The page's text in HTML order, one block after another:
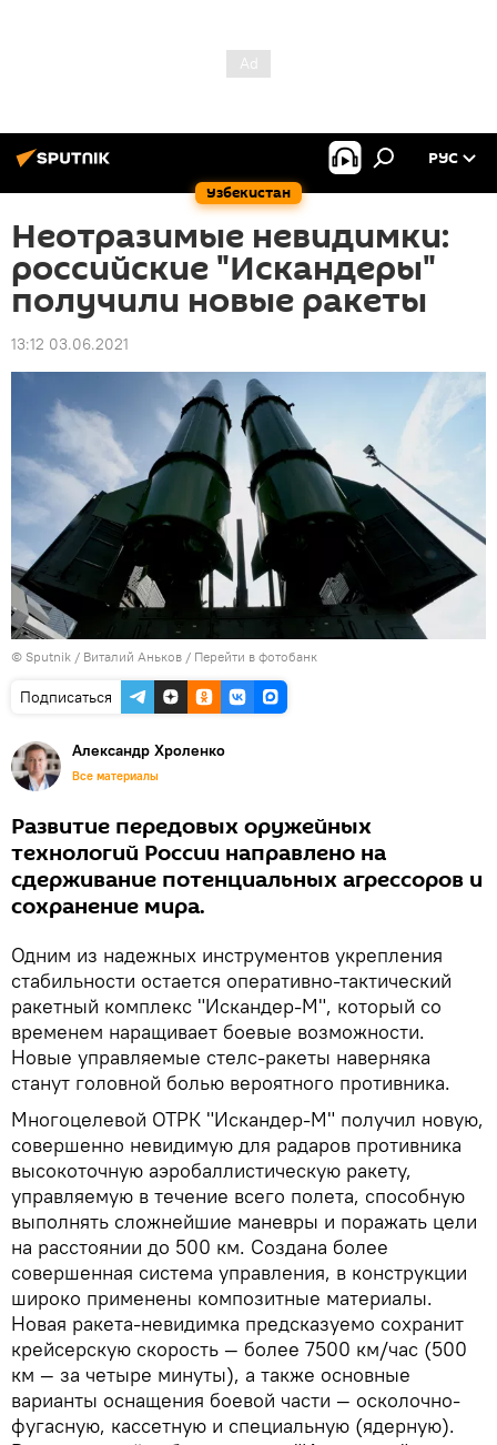
Узбекистан
РУС
Неотразимые невидимки:
российские "Искандеры"
получили новые ракеты
13:12 03.06.2021
© Sputnik / Виталий Аньков / Перейти в фотобанк
Подписаться
Александр Хроленко
Все материалы
Развитие передовых оружейных
технологий России направлено на
сдерживание потенциальных агрессоров и
сохранение мира.
Одним из надежных инструментов укрепления
стабильности остается оперативно-тактический
ракетный комплекс "Искандер-М", который со
временем наращивает боевые возможности.
Новые управляемые стелс-ракеты наверняка
станут головной болью вероятного противника.
Многоцелевой ОТРК "Искандер-М" получил новую,
совершенно невидимую для радаров противника
высокоточную аэробаллистическую ракету,
управляемую в течение всего полета, способную
выполнять сложнейшие маневры и поражать цели
на расстоянии до 500 км. Создана более
совершенная система управления, в конструкции
широко применены композитные материалы.
Новая ракета-невидимка предсказуемо сохранит
крейсерскую скорость — более 7500 км/час (500
км — за четыре минуты), а также основные
варианты оснащения боевой части — осколочно-
фугасную, кассетную и специальную (ядерную).